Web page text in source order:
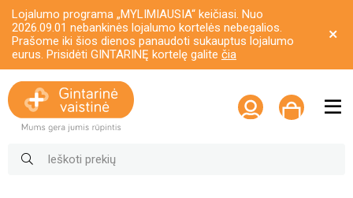
Lojalumo programa „MYLIMIAUSIA“ keičiasi. Nuo
2026.09.01 nebankinės lojalumo kortelės nebegalios.
Prašome iki šios dienos panaudoti sukauptus lojalumo
eurus. Prisidėti GINTARINĘ kortelę galite čia